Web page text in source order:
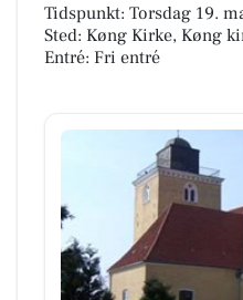
Tidspunkt: Torsdag 19.
Sted: Køng Kirke, Køng
Entré: Fri entré